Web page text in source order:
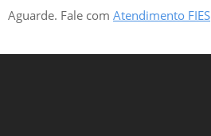
Aguarde. Fale com Atendimento FIES